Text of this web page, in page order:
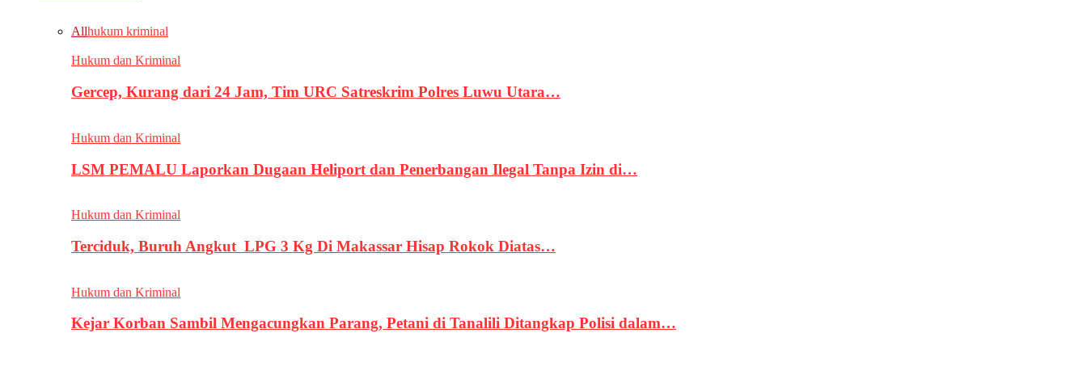
Allhukum kriminal
Hukum dan Kriminal
Gercep, Kurang dari 24 Jam, Tim URC Satreskrim Polres Luwu Utara…
Hukum dan Kriminal
LSM PEMALU Laporkan Dugaan Heliport dan Penerbangan Ilegal Tanpa Izin di…
Hukum dan Kriminal
Terciduk, Buruh Angkut LPG 3 Kg Di Makassar Hisap Rokok Diatas…
Hukum dan Kriminal
Kejar Korban Sambil Mengacungkan Parang, Petani di Tanalili Ditangkap Polisi dalam…